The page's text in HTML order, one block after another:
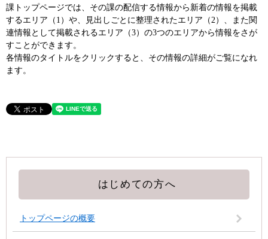
課トップページでは、その課の配信する情報から新着の情報を掲載
するエリア（1）や、見出しごとに整理されたエリア（2）、また関
連情報として掲載されるエリア（3）の3つのエリアから情報をさが
すことができます。
各情報のタイトルをクリックすると、その情報の詳細がご覧になれ
ます。
はじめての方へ
トップページの概要